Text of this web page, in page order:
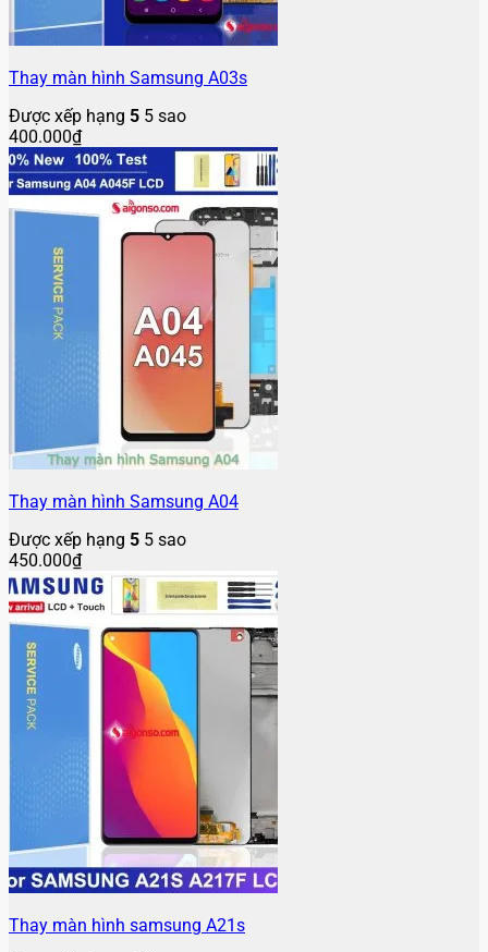
Thay màn hình Samsung A03s
Được xếp hạng 5 5 sao
400.000₫
Thay màn hình Samsung A04
Được xếp hạng 5 5 sao
450.000₫
Thay màn hình samsung A21s